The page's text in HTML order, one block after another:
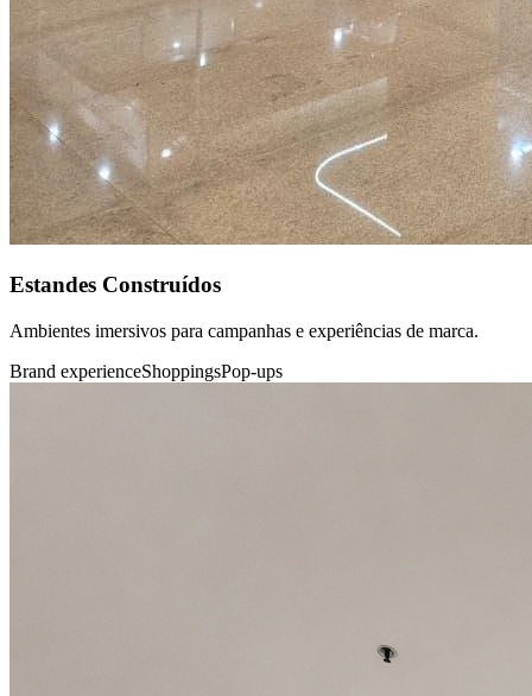
Estandes Construídos
Ambientes imersivos para campanhas e experiências de marca.
Brand experienceShoppingsPop-ups